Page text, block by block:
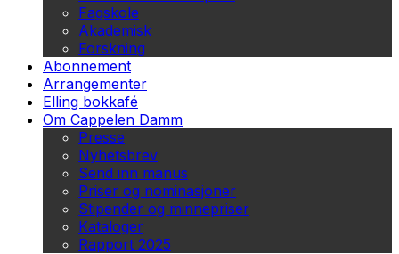
Fagskole
Akademisk
Forskning
Abonnement
Arrangementer
Elling bokkafé
Om Cappelen Damm
Presse
Nyhetsbrev
Send inn manus
Priser og nominasjoner
Stipender og minnepriser
Kataloger
Rapport 2025